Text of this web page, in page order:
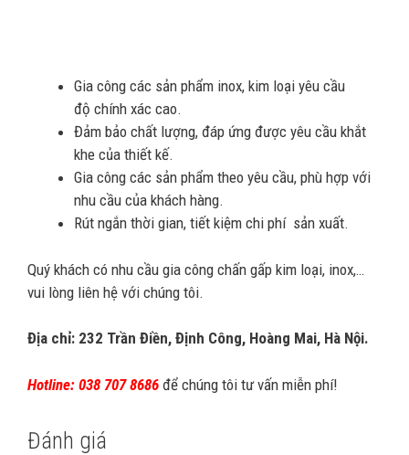
Gia công các sản phẩm inox, kim loại yêu cầu
độ chính xác cao.
Đảm bảo chất lượng, đáp ứng được yêu cầu khắt
khe của thiết kế.
Gia công các sản phẩm theo yêu cầu, phù hợp với
nhu cầu của khách hàng.
Rút ngắn thời gian, tiết kiệm chi phí sản xuất.
Quý khách có nhu cầu gia công chấn gấp kim loại, inox,…
vui lòng liên hệ với chúng tôi.
Địa chỉ: 232 Trần Điền, Định Công, Hoàng Mai, Hà Nội.
Hotline: 038 707 8686 để chúng tôi tư vấn miễn phí!
Đánh giá